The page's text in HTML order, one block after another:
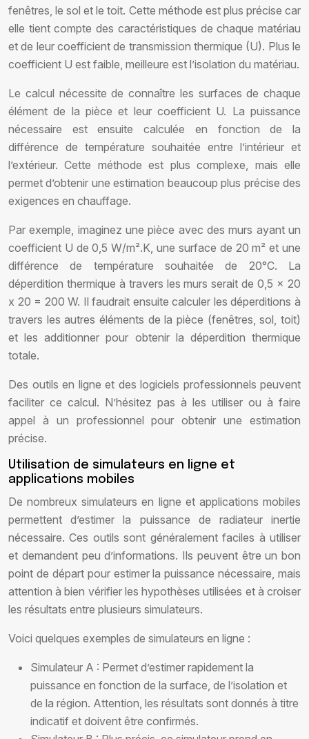
fenêtres, le sol et le toit. Cette méthode est plus précise car
elle tient compte des caractéristiques de chaque matériau
et de leur coefficient de transmission thermique (U). Plus le
coefficient U est faible, meilleure est l’isolation du matériau.
Le calcul nécessite de connaître les surfaces de chaque
élément de la pièce et leur coefficient U. La puissance
nécessaire est ensuite calculée en fonction de la
différence de température souhaitée entre l’intérieur et
l’extérieur. Cette méthode est plus complexe, mais elle
permet d’obtenir une estimation beaucoup plus précise des
exigences en chauffage.
Par exemple, imaginez une pièce avec des murs ayant un
coefficient U de 0,5 W/m².K, une surface de 20 m² et une
différence de température souhaitée de 20°C. La
déperdition thermique à travers les murs serait de 0,5 x 20
x 20 = 200 W. Il faudrait ensuite calculer les déperditions à
travers les autres éléments de la pièce (fenêtres, sol, toit)
et les additionner pour obtenir la déperdition thermique
totale.
Des outils en ligne et des logiciels professionnels peuvent
faciliter ce calcul. N’hésitez pas à les utiliser ou à faire
appel à un professionnel pour obtenir une estimation
précise.
Utilisation de simulateurs en ligne et
applications mobiles
De nombreux simulateurs en ligne et applications mobiles
permettent d’estimer la puissance de radiateur inertie
nécessaire. Ces outils sont généralement faciles à utiliser
et demandent peu d’informations. Ils peuvent être un bon
point de départ pour estimer la puissance nécessaire, mais
attention à bien vérifier les hypothèses utilisées et à croiser
les résultats entre plusieurs simulateurs.
Voici quelques exemples de simulateurs en ligne :
Simulateur A : Permet d’estimer rapidement la
puissance en fonction de la surface, de l’isolation et
de la région. Attention, les résultats sont donnés à titre
indicatif et doivent être confirmés.